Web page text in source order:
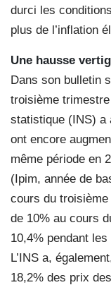
durci les
plus de l’inflation
Une hausse
Dans son bulletin
troisième
statistique (INS) a
ont encore
même période en
(Ipim, année de
cours du
de 10% au cours
10,4% pendant
L’INS a,
18,2% des prix